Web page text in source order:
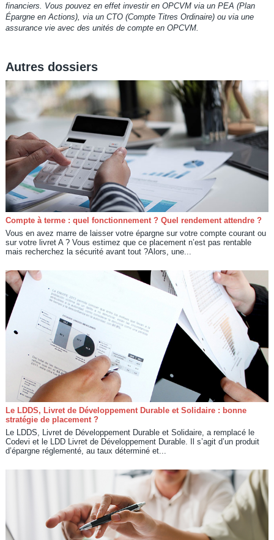
financiers. Vous pouvez en effet investir en OPCVM via un PEA (Plan
Épargne en Actions), via un CTO (Compte Titres Ordinaire) ou via une
assurance vie avec des unités de compte en OPCVM.
Autres dossiers
Compte à terme : quel fonctionnement ? Quel rendement attendre ?
Vous en avez marre de laisser votre épargne sur votre compte courant ou
sur votre livret A ? Vous estimez que ce placement n’est pas rentable
mais recherchez la sécurité avant tout ?Alors, une...
Le LDDS, Livret de Développement Durable et Solidaire : bonne
stratégie de placement ?
Le LDDS, Livret de Développement Durable et Solidaire, a remplacé le
Codevi et le LDD Livret de Développement Durable. Il s’agit d’un produit
d’épargne réglementé, au taux déterminé et...